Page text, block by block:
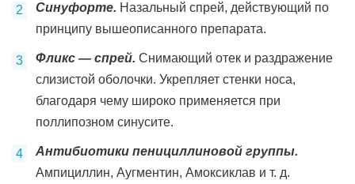
Синуфорте. Назальный спрей, действующий по
принципу вышеописанного препарата.
Фликс — спрей. Снимающий отек и раздражение
слизистой оболочки. Укрепляет стенки носа,
благодаря чему широко применяется при
поллипозном синусите.
Антибиотики пенициллиновой группы.
Ампициллин, Аугментин, Амоксиклав и т. д.